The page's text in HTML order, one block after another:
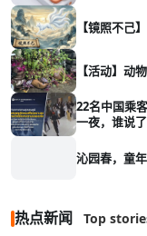
【镜照不己
【活动】动
22名中国乘
一夜，谁说了
沁园春，童
热点新闻 Top